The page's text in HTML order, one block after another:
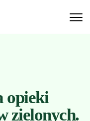
opieki
zielonych.